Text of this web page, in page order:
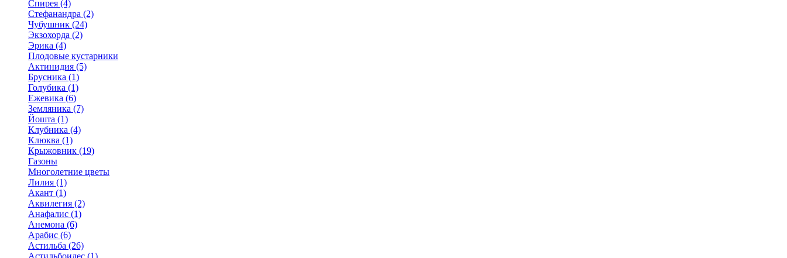
Спирея (4)
Стефанандра (2)
Чубушник (24)
Экзохорда (2)
Эрика (4)
Плодовые кустарники
Актинидия (5)
Брусника (1)
Голубика (1)
Ежевика (6)
Земляника (7)
Йошта (1)
Клубника (4)
Клюква (1)
Крыжовник (19)
Газоны
Многолетние цветы
Лилия (1)
Акант (1)
Аквилегия (2)
Анафалис (1)
Анемона (6)
Арабис (6)
Астильба (26)
Астильбоидес (1)